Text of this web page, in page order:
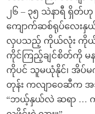
၂၆ – ၃၅ သဲနာရီ ရှိတ်ဟု
ကျောက်ဆစ်ရုပ်လေး
လှပသည့် ကိုယ်လုံး ကိုယ်ပ
ကိုင်ကြည့်ချင်စိတ်ကို မ
ကိုပင် သူမယုံနိုင်၊ အိပ်မက်
တုန်း ကလျာဝေဆီက
“ဘယ့်နှယ်လဲ ဆရာ …